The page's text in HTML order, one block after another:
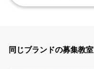
同じブランドの募集教室